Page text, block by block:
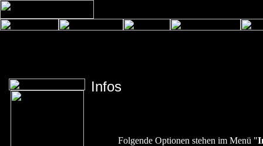
Infos
Folgende Optionen stehen im Menü "